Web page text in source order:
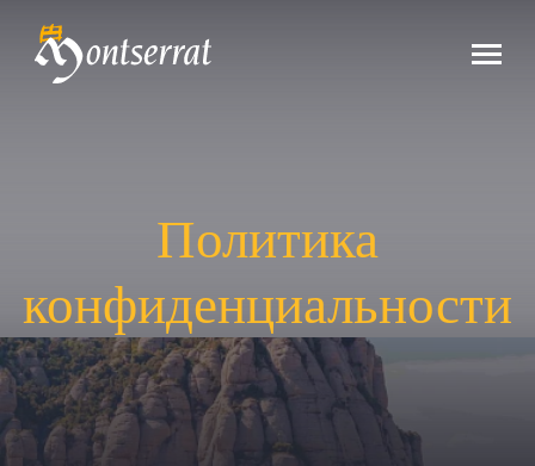
Политика
конфиденциальности